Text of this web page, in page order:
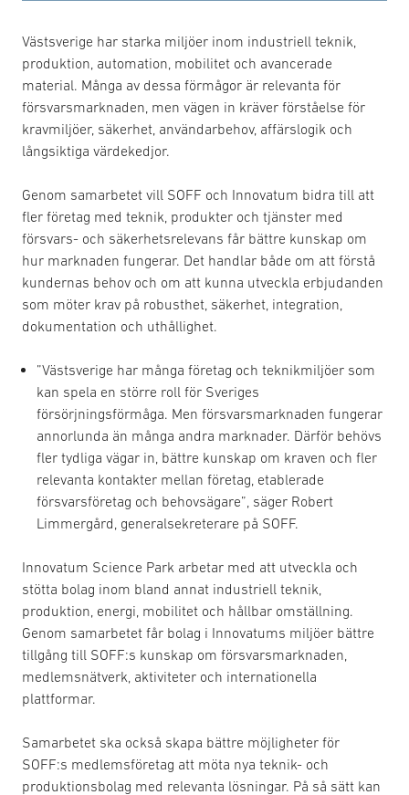
Västsverige har starka miljöer inom industriell teknik,
produktion, automation, mobilitet och avancerade
material. Många av dessa förmågor är relevanta för
försvarsmarknaden, men vägen in kräver förståelse för
kravmiljöer, säkerhet, användarbehov, affärslogik och
långsiktiga värdekedjor.
Genom samarbetet vill SOFF och Innovatum bidra till att
fler företag med teknik, produkter och tjänster med
försvars- och säkerhetsrelevans får bättre kunskap om
hur marknaden fungerar. Det handlar både om att förstå
kundernas behov och om att kunna utveckla erbjudanden
som möter krav på robusthet, säkerhet, integration,
dokumentation och uthållighet.
”Västsverige har många företag och teknikmiljöer som
kan spela en större roll för Sveriges
försörjningsförmåga. Men försvarsmarknaden fungerar
annorlunda än många andra marknader. Därför behövs
fler tydliga vägar in, bättre kunskap om kraven och fler
relevanta kontakter mellan företag, etablerade
försvarsföretag och behovsägare”, säger Robert
Limmergård, generalsekreterare på SOFF.
Innovatum Science Park arbetar med att utveckla och
stötta bolag inom bland annat industriell teknik,
produktion, energi, mobilitet och hållbar omställning.
Genom samarbetet får bolag i Innovatums miljöer bättre
tillgång till SOFF:s kunskap om försvarsmarknaden,
medlemsnätverk, aktiviteter och internationella
plattformar.
Samarbetet ska också skapa bättre möjligheter för
SOFF:s medlemsföretag att möta nya teknik- och
produktionsbolag med relevanta lösningar. På så sätt kan